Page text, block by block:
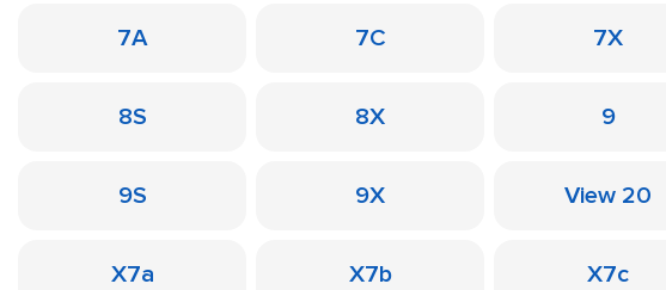
7A 7C 7X
8S 8X 9
9S 9X View 20
X7a X7b X7c